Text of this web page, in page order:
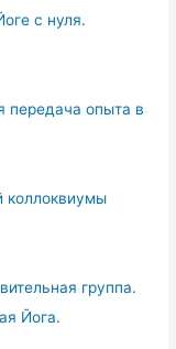
с нуля.
передача опыта в
группа.
Йога.